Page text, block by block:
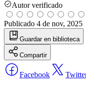
Autor verificado
Publicado 4 de nov, 2025
Guardar en biblioteca
Compartir
Facebook